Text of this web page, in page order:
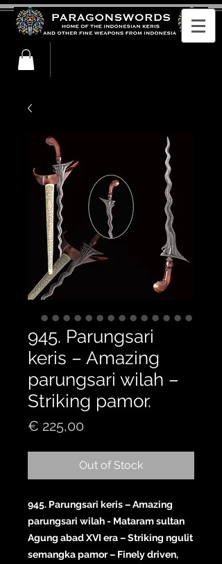
945. Parungsari
keris – Amazing
parungsari wilah –
Striking pamor.
€ 225,00
Out of Stock
945. Parungsari keris – Amazing
parungsari wilah - Mataram sultan
Agung abad XVI era – Striking ngulit
semangka pamor – Finely driven,